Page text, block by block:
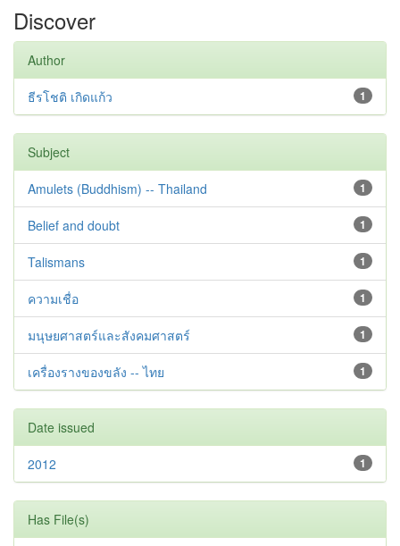
Discover
Author
1
ธีรโชติ เกิดแก้ว
Subject
1
Amulets (Buddhism) -- Thailand
1
Belief and doubt
1
Talismans
1
ความเชื่อ
1
มนุษยศาสตร์และสังคมศาสตร์
1
เครื่องรางของขลัง -- ไทย
Date issued
1
2012
Has File(s)